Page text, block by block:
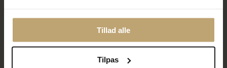
Tillad alle
Tilpas
På lager
3.795,00 kr
På fjernlager